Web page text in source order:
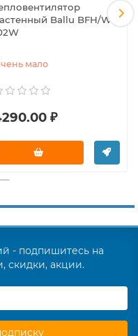
Ballu BFH/W-
мало
₽
- подпишитесь на
скидки, акции.